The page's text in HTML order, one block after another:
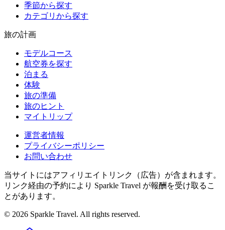
季節から探す
カテゴリから探す
旅の計画
モデルコース
航空券を探す
泊まる
体験
旅の準備
旅のヒント
マイトリップ
運営者情報
プライバシーポリシー
お問い合わせ
当サイトにはアフィリエイトリンク（広告）が含まれます。
リンク経由の予約により Sparkle Travel が報酬を受け取るこ
とがあります。
© 2026 Sparkle Travel. All rights reserved.